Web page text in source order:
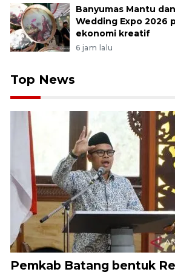
Banyumas Mantu dan
Wedding Expo 2026
ekonomi kreatif
6 jam lalu
Top News
Pemkab Batang bentuk